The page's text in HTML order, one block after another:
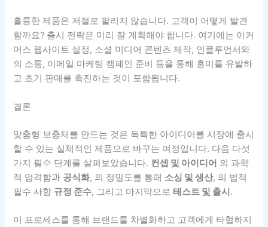
훌륭한 제품은 저절로 팔리지 않습니다. 고객이 어떻게 발견
할까요? 출시 전략은 미리 잘 계획해야 합니다. 여기에는 이커
머스 웹사이트 설정, 소셜 미디어 콘텐츠 제작, 인플루언서와
의 소통, 이메일 마케팅 캠페인 준비 등을 통해 흥미를 유발하
고 초기 판매를 촉진하는 것이 포함됩니다.
결론
맞춤형 보충제를 만드는 것은 독특한 아이디어를 시장에 출시
할 수 있는 실체적인 제품으로 바꾸는 여정입니다. 다음 다섯
가지 필수 단계를 살펴보았습니다. 컨셉 및 아이디어 의 과학
적 엄격함과 공식화, 의 정밀도를 통해 소싱 및 생산, 의 법적
필수 사항 규정 준수, 그리고 마지막으로테스트 및 출시 .
이 프로세스를 통해 브랜드를 차별화하고 고객에게 타협하지